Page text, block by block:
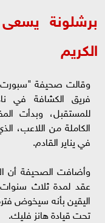
برشلونة
الكريم
وقالت صحيفة "سبورت"
فريق الكشافة في
للمستقبل، وبدأت
الكاملة من اللاعب،
في يناير القادم.
وأضافت الصحيفة أن
عقد لمدة ثلاث سنوات
اليقين بأنه سيخوض
تحت قيادة هانز فليك.